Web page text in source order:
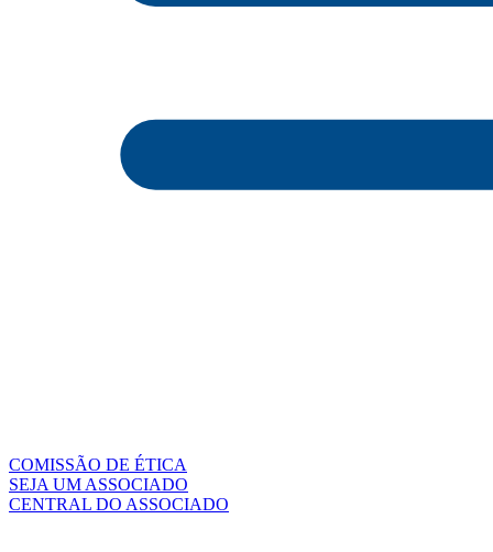
COMISSÃO DE ÉTICA
SEJA UM ASSOCIADO
CENTRAL DO ASSOCIADO